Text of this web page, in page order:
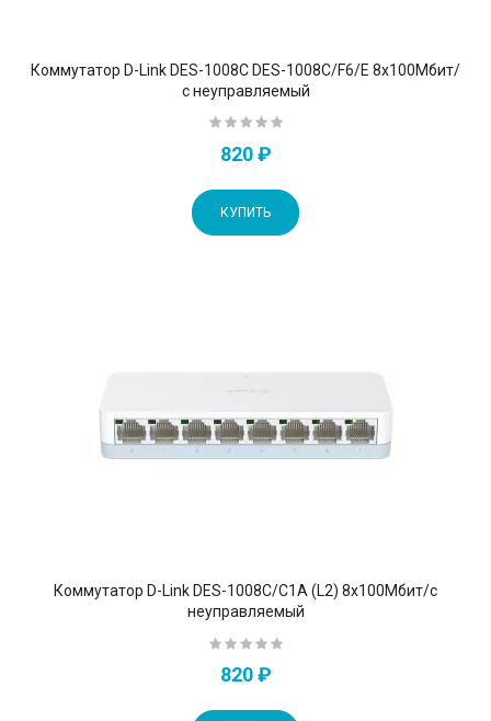
Коммутатор D-Link DES-1008C DES-1008C/F6/E 8x100Мбит/
с неуправляемый
820 ₽
КУПИТЬ
Коммутатор D-Link DES-1008C/C1A (L2) 8x100Мбит/с
неуправляемый
820 ₽